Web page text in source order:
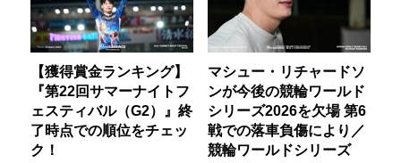
【獲得賞金ランキング】
『第22回サマーナイトフ
ェスティバル（G2）』終
了時点での順位をチェッ
ク！
マシュー・リチャードソ
ンが今後の競輪ワールド
シリーズ2026を欠場 第6
戦での落車負傷により／
競輪ワールドシリーズ